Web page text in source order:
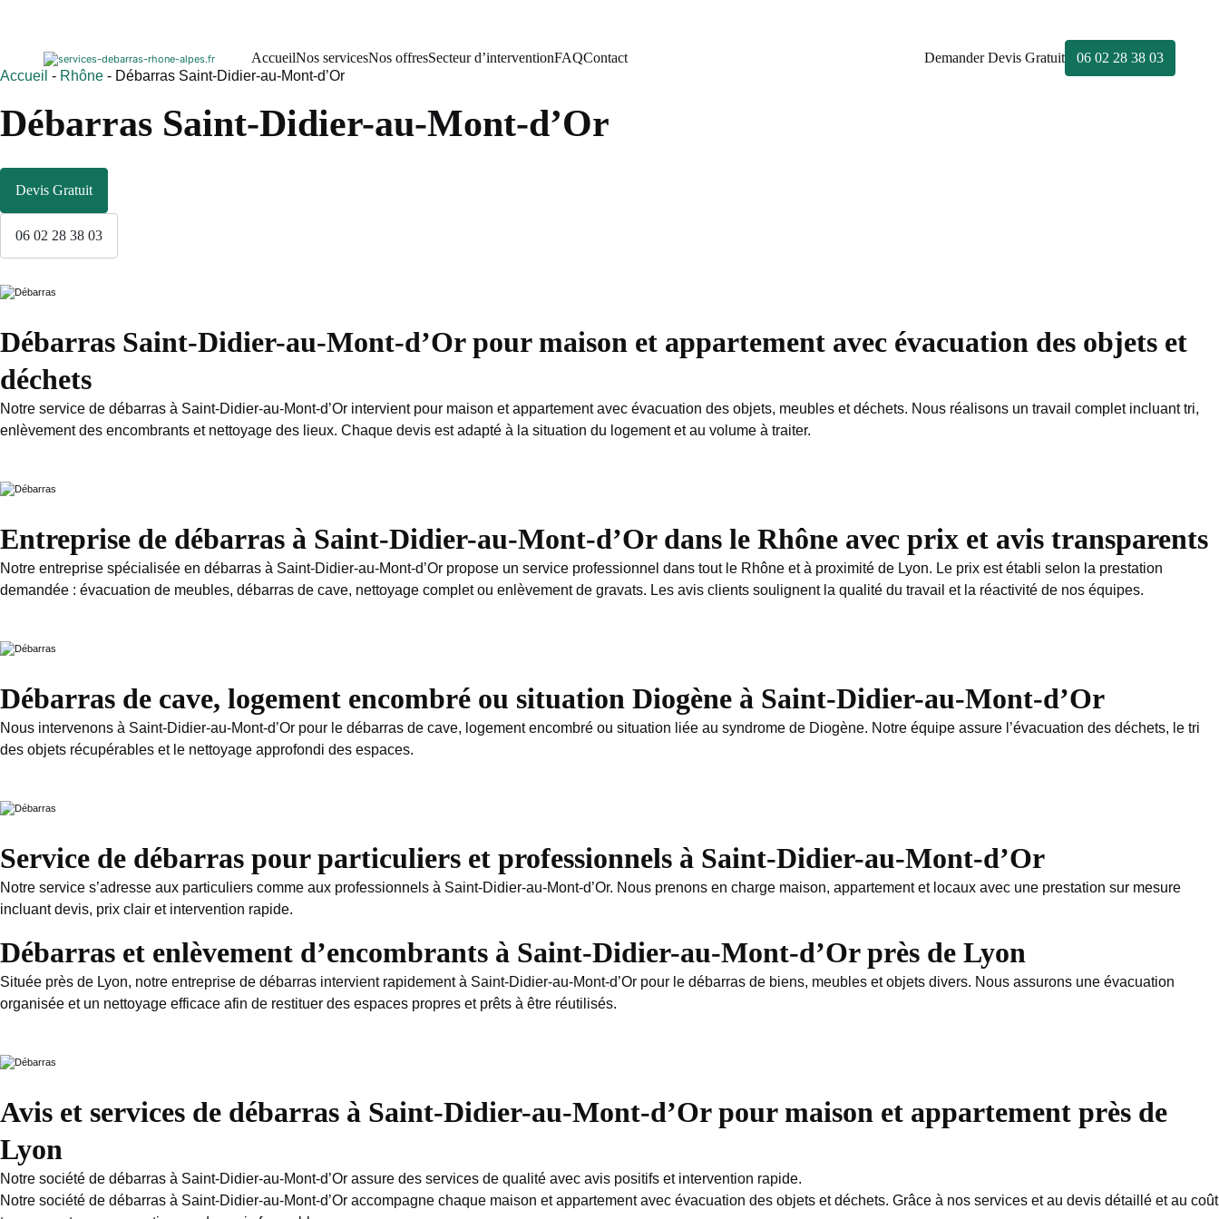
AccueilNos servicesNos offresSecteur d’interventionFAQContact Demander Devis Gratuit
06 02 28 38 03
Accueil - Rhône - Débarras Saint-Didier-au-Mont-d’Or
Débarras Saint-Didier-au-Mont-d’Or
Devis Gratuit
06 02 28 38 03
Débarras Saint-Didier-au-Mont-d’Or pour maison et appartement avec évacuation des objets et
déchets
Notre service de débarras à Saint-Didier-au-Mont-d’Or intervient pour maison et appartement avec évacuation des objets, meubles et déchets. Nous réalisons un travail complet incluant tri,
enlèvement des encombrants et nettoyage des lieux. Chaque devis est adapté à la situation du logement et au volume à traiter.
Entreprise de débarras à Saint-Didier-au-Mont-d’Or dans le Rhône avec prix et avis transparents
Notre entreprise spécialisée en débarras à Saint-Didier-au-Mont-d’Or propose un service professionnel dans tout le Rhône et à proximité de Lyon. Le prix est établi selon la prestation
demandée : évacuation de meubles, débarras de cave, nettoyage complet ou enlèvement de gravats. Les avis clients soulignent la qualité du travail et la réactivité de nos équipes.
Débarras de cave, logement encombré ou situation Diogène à Saint-Didier-au-Mont-d’Or
Nous intervenons à Saint-Didier-au-Mont-d’Or pour le débarras de cave, logement encombré ou situation liée au syndrome de Diogène. Notre équipe assure l’évacuation des déchets, le tri
des objets récupérables et le nettoyage approfondi des espaces.
Service de débarras pour particuliers et professionnels à Saint-Didier-au-Mont-d’Or
Notre service s’adresse aux particuliers comme aux professionnels à Saint-Didier-au-Mont-d’Or. Nous prenons en charge maison, appartement et locaux avec une prestation sur mesure
incluant devis, prix clair et intervention rapide.
Débarras et enlèvement d’encombrants à Saint-Didier-au-Mont-d’Or près de Lyon
Située près de Lyon, notre entreprise de débarras intervient rapidement à Saint-Didier-au-Mont-d’Or pour le débarras de biens, meubles et objets divers. Nous assurons une évacuation
organisée et un nettoyage efficace afin de restituer des espaces propres et prêts à être réutilisés.
Avis et services de débarras à Saint-Didier-au-Mont-d’Or pour maison et appartement près de
Lyon
Notre société de débarras à Saint-Didier-au-Mont-d’Or assure des services de qualité avec avis positifs et intervention rapide.
Notre société de débarras à Saint-Didier-au-Mont-d’Or accompagne chaque maison et appartement avec évacuation des objets et déchets. Grâce à nos services et au devis détaillé et au coût